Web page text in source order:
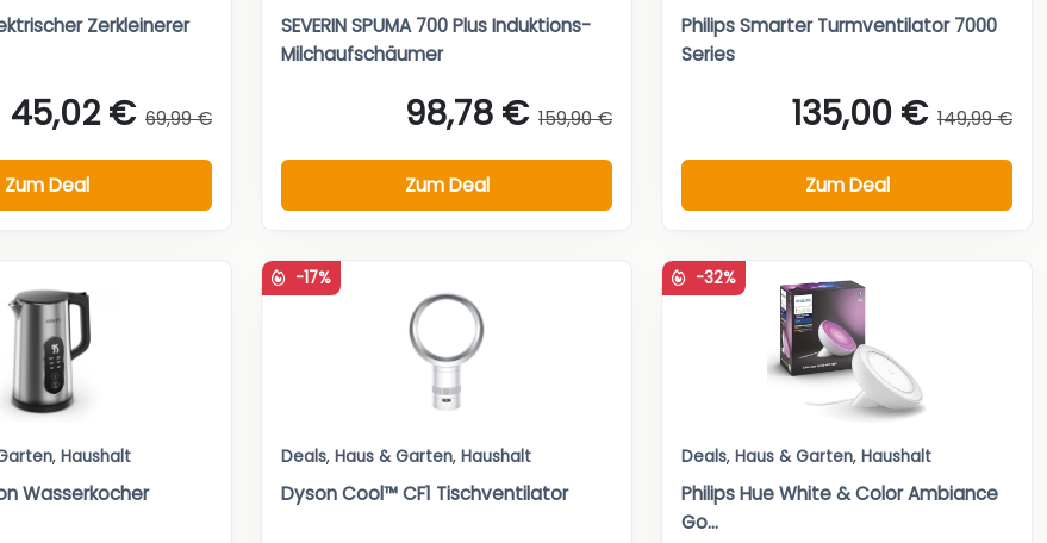
Zerkleinerer
45,02 € 69,99 €
Zum Deal
SEVERIN SPUMA 700 Plus Induktions-
Milchaufschäumer
98,78 € 159,90 €
Zum Deal
Philips Smarter Turmventilator 7000
Series
135,00 € 149,99 €
Zum Deal
, Haushalt
Wasserkocher
-17%
Deals, Haus & Garten, Haushalt
Dyson Cool™ CF1 Tischventilator
-32%
Deals, Haus & Garten, Haushalt
Philips Hue White & Color Ambiance
Go...